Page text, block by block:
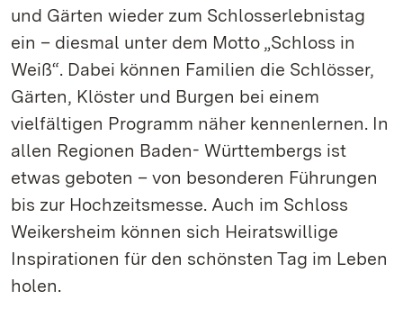
und Gärten wieder zum Schlosserlebnistag
ein – diesmal unter dem Motto „Schloss in
Weiß“. Dabei können Familien die Schlösser,
Gärten, Klöster und Burgen bei einem
vielfältigen Programm näher kennenlernen. In
allen Regionen Baden- Württembergs ist
etwas geboten – von besonderen Führungen
bis zur Hochzeitsmesse. Auch im Schloss
Weikersheim können sich Heiratswillige
Inspirationen für den schönsten Tag im Leben
holen.